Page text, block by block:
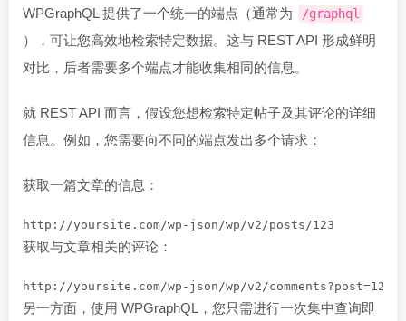
WPGraphQL 提供了一个统一的端点（通常为 /graphql
），可让您高效地检索特定数据。这与 REST API 形成鲜明
对比，后者需要多个端点才能收集相同的信息。
就 REST API 而言，假设您想检索特定帖子及其评论的详细
信息。例如，您需要向不同的端点发出多个请求：
获取一篇文章的信息：
http://yoursite.com/wp-json/wp/v2/posts/123
获取与文章相关的评论：
http://yoursite.com/wp-json/wp/v2/comments?post=123
另一方面，使用 WPGraphQL，您只需进行一次集中查询即